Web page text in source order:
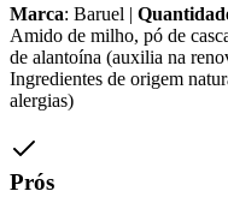
Marca: Baruel |
Amido de milho, pó de
de alantoína (auxilia na
Ingredientes de origem
alergias)
Prós